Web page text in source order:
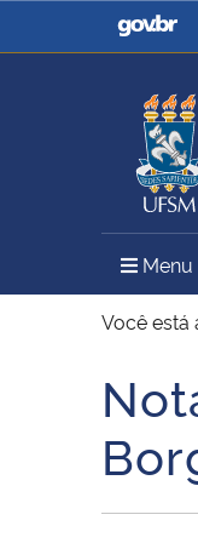
Casa Civil
Ministério
Pecuária
Ministério
Secretaria
Menu
Você está
Início do